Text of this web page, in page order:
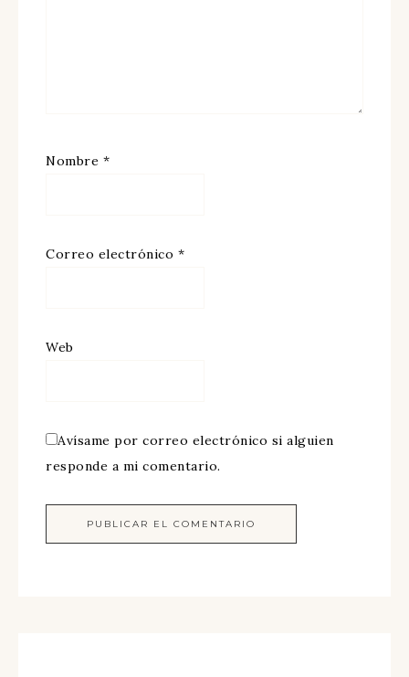
Nombre *
Correo electrónico *
Web
Avísame por correo electrónico si alguien
responde a mi comentario.